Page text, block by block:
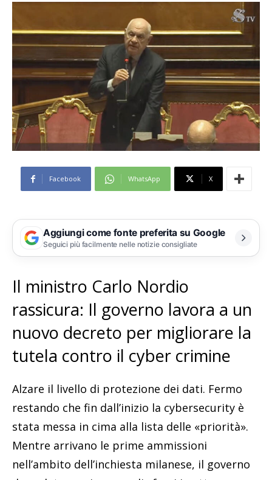
Facebook WhatsApp X
Aggiungi come fonte preferita su Google
Seguici più facilmente nelle notizie consigliate
Il ministro Carlo Nordio
rassicura: Il governo lavora a un
nuovo decreto per migliorare la
tutela contro il cyber crimine
Alzare il livello di protezione dei dati. Fermo
restando che fin dall’inizio la cybersecurity è
stata messa in cima alla lista delle «priorità».
Mentre arrivano le prime ammissioni
nell’ambito dell’inchiesta milanese, il governo